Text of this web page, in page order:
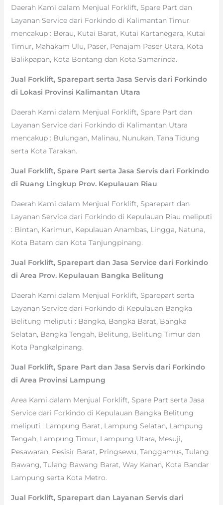
Daerah Kami dalam Menjual Forklift, Spare Part dan
Layanan Service dari Forkindo di Kalimantan Timur
mencakup : Berau, Kutai Barat, Kutai Kartanegara, Kutai
Timur, Mahakam Ulu, Paser, Penajam Paser Utara, Kota
Balikpapan, Kota Bontang dan Kota Samarinda.
Jual Forklift, Sparepart serta Jasa Servis dari Forkindo
di Lokasi Provinsi Kalimantan Utara
Daerah Kami dalam Menjual Forklift, Spare Part dan
Layanan Service dari Forkindo di Kalimantan Utara
mencakup : Bulungan, Malinau, Nunukan, Tana Tidung
serta Kota Tarakan.
Jual Forklift, Spare Part serta Jasa Servis dari Forkindo
di Ruang Lingkup Prov. Kepulauan Riau
Daerah Kami dalam Menjual Forklift, Sparepart dan
Layanan Service dari Forkindo di Kepulauan Riau meliputi
: Bintan, Karimun, Kepulauan Anambas, Lingga, Natuna,
Kota Batam dan Kota Tanjungpinang.
Jual Forklift, Sparepart dan Jasa Service dari Forkindo
di Area Prov. Kepulauan Bangka Belitung
Daerah Kami dalam Menjual Forklift, Sparepart serta
Layanan Service dari Forkindo di Kepulauan Bangka
Belitung meliputi : Bangka, Bangka Barat, Bangka
Selatan, Bangka Tengah, Belitung, Belitung Timur dan
Kota Pangkalpinang.
Jual Forklift, Spare Part dan Jasa Servis dari Forkindo
di Area Provinsi Lampung
Area Kami dalam Menjual Forklift, Spare Part serta Jasa
Service dari Forkindo di Kepulauan Bangka Belitung
meliputi : Lampung Barat, Lampung Selatan, Lampung
Tengah, Lampung Timur, Lampung Utara, Mesuji,
Pesawaran, Pesisir Barat, Pringsewu, Tanggamus, Tulang
Bawang, Tulang Bawang Barat, Way Kanan, Kota Bandar
Lampung serta Kota Metro.
Jual Forklift, Sparepart dan Layanan Servis dari